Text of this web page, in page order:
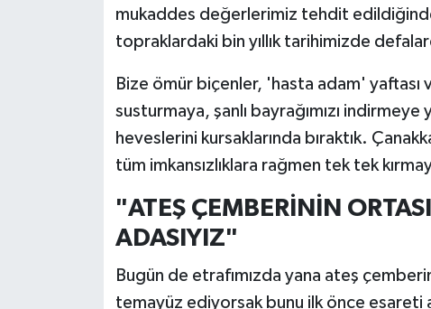
mukaddes değerlerimiz tehdit
topraklardaki bin yıllık tarihimizde
Bize ömür biçenler, 'hasta adam' yaftası
susturmaya, şanlı bayrağımızı
heveslerini kursaklarında bıraktık.
tüm imkansızlıklara rağmen tek tek
"ATEŞ ÇEMBERİNİN
ADASIYIZ"
Bugün de etrafımızda yana ateş
temayüz ediyorsak bunu ilk önce esareti